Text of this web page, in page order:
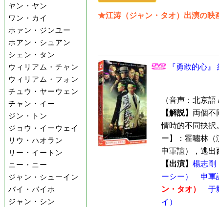
ヤン・ヤン
ワン・カイ
ホァン・ジンユー
ホアン・シュアン
シェン・タン
ウィリアム・チャン
ウィリアム・フォン
チュウ・ヤーウェン
チャン・イー
ジン・トン
ジョウ・イーウェイ
リウ・ハオラン
リー・イートン
ニー・ニー
ジャン・シューイン
バイ・バイホ
ジャン・シン
★江涛（ジャン・タオ）出演の映
『勇敢的心
（音声：北京
【解説】 両個不
情時的不同抉択
ー】：霍嘯林（
申軍誼），逃出
【出演】 楊志剛
ーシー）
申軍
ン・タオ）
于
イ）